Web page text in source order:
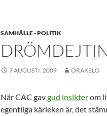
SAMHÄLLE - POLITIK
7 AUGUSTI, 2009 ORAKELO
När CAC gavgud insikterom
egentliga kärleken är, det